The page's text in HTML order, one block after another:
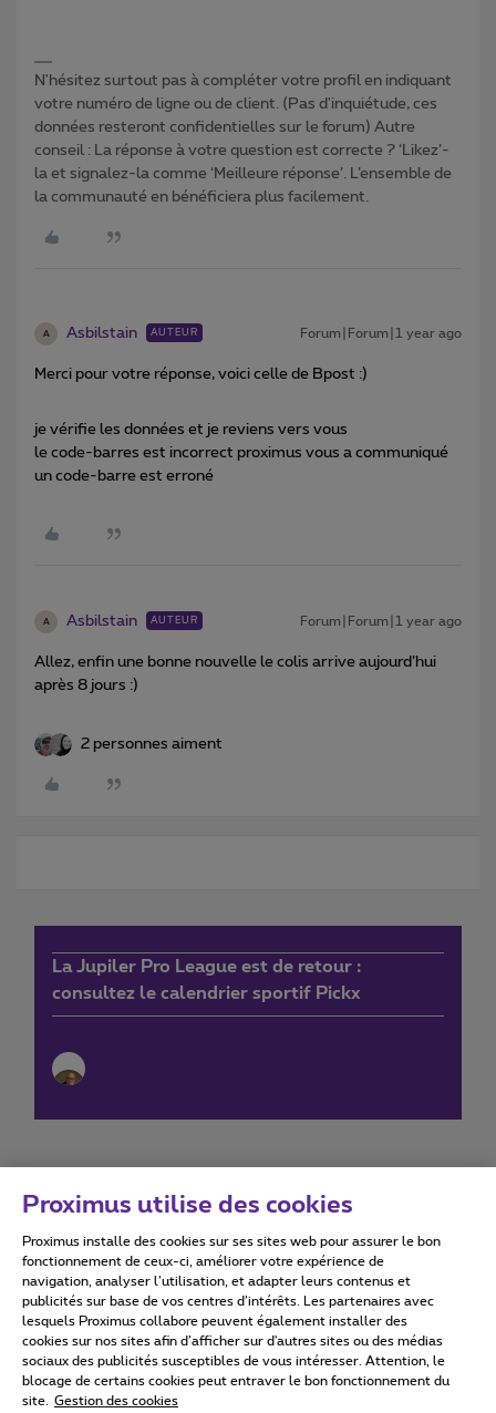
N'hésitez surtout pas à compléter votre profil en indiquant
votre numéro de ligne ou de client. (Pas d'inquiétude, ces
données resteront confidentielles sur le forum) Autre
conseil : La réponse à votre question est correcte ? ‘Likez’-
la et signalez-la comme ‘Meilleure réponse’. L’ensemble de
la communauté en bénéficiera plus facilement.
A Asbilstain AUTEUR Forum|Forum|1 year ago
Merci pour votre réponse, voici celle de Bpost :)
je vérifie les données et je reviens vers vous
le code-barres est incorrect proximus vous a communiqué
un code-barre est erroné
A Asbilstain AUTEUR Forum|Forum|1 year ago
Allez, enfin une bonne nouvelle le colis arrive aujourd’hui
après 8 jours :)
2 personnes aiment
La Jupiler Pro League est de retour :
consultez le calendrier sportif Pickx
Conditions d'utilisation Accessibility statement
Tous droits réservés. © 2026
Conditions générales, info consommateur
Proximus utilise des cookies
Proximus installe des cookies sur ses sites web pour assurer le bon
fonctionnement de ceux-ci, améliorer votre expérience de
navigation, analyser l’utilisation, et adapter leurs contenus et
publicités sur base de vos centres d’intérêts. Les partenaires avec
lesquels Proximus collabore peuvent également installer des
cookies sur nos sites afin d’afficher sur d'autres sites ou des médias
sociaux des publicités susceptibles de vous intéresser. Attention, le
blocage de certains cookies peut entraver le bon fonctionnement du
site.
Gestion des cookies